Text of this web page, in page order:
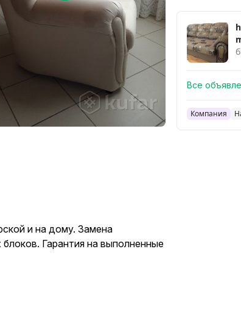
и на дому. Замена
Гарантия на выполненные
Все
Компания